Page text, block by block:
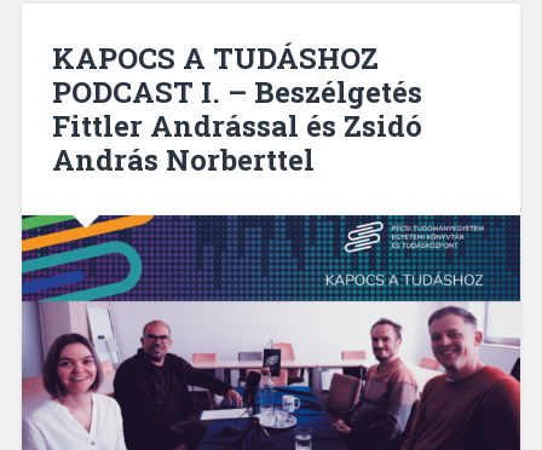
KAPOCS A TUDÁSHOZ
PODCAST I. – Beszélgetés
Fittler Andrással és Zsidó
András Norberttel